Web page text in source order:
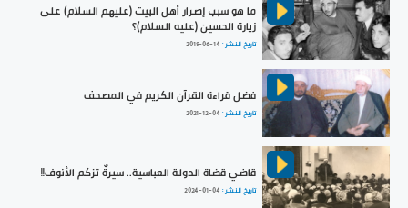
ما هو سبب إصرار أهل البيت (عليهم السلام) على
زيارة الحسين (عليه السلام)؟
تاريخ النشر : 2019-06-14
فضل قراءة القرآن الكريم في المصحف
تاريخ النشر : 2021-12-04
قاضي قضاة الدولة العباسية.. سيرةٌ تزكم الأنوف!!
تاريخ النشر : 2024-01-04